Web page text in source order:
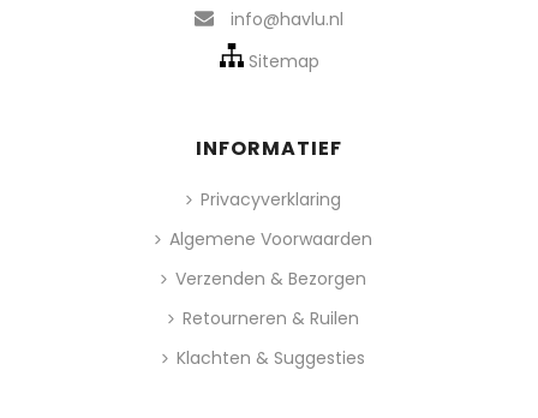
info@havlu.nl
Sitemap
INFORMATIEF
Privacyverklaring
Algemene Voorwaarden
Verzenden & Bezorgen
Retourneren & Ruilen
Klachten & Suggesties